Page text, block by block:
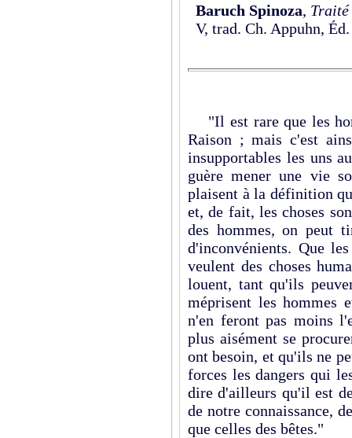
Baruch Spinoza,
V, trad. Ch. Appuhn,
"Il est rare que les
Raison ; mais c'est
insupportables les uns
guère mener une vie
plaisent à la définition
et, de fait, les choses
des hommes, on peut
d'inconvénients. Que
veulent des choses
louent, tant qu'ils
méprisent les hommes
n'en feront pas moins
plus aisément se
ont besoin, et qu'ils ne
forces les dangers qui
dire d'ailleurs qu'il est
de notre connaissance,
que celles des bêtes."